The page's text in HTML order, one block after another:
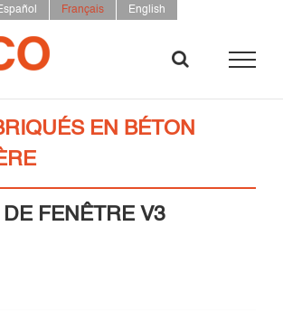
Français English
EN BÉTON
FENÊTRE V3